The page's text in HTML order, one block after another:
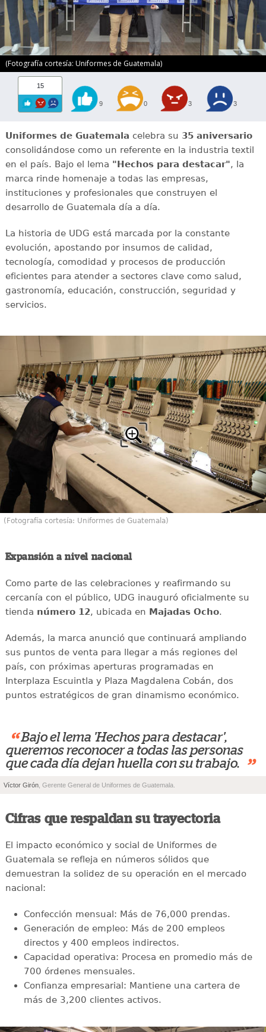
(Fotografía cortesía: Uniformes de Guatemala)
15
9 0 3 3
Uniformes de Guatemala celebra su 35 aniversario
consolidándose como un referente en la industria textil
en el país. Bajo el lema "Hechos para destacar", la
marca rinde homenaje a todas las empresas,
instituciones y profesionales que construyen el
desarrollo de Guatemala día a día.
La historia de UDG está marcada por la constante
evolución, apostando por insumos de calidad,
tecnología, comodidad y procesos de producción
eficientes para atender a sectores clave como salud,
gastronomía, educación, construcción, seguridad y
servicios.
(Fotografía cortesía: Uniformes de Guatemala)
Expansión a nivel nacional
Como parte de las celebraciones y reafirmando su
cercanía con el público, UDG inauguró oficialmente su
tienda número 12, ubicada en Majadas Ocho.
Además, la marca anunció que continuará ampliando
sus puntos de venta para llegar a más regiones del
país, con próximas aperturas programadas en
Interplaza Escuintla y Plaza Magdalena Cobán, dos
puntos estratégicos de gran dinamismo económico.
“ Bajo el lema 'Hechos para destacar',
queremos reconocer a todas las personas
que cada día dejan huella con su trabajo.
”
Víctor Girón , Gerente General de Uniformes de Guatemala.
Cifras que respaldan su trayectoria
El impacto económico y social de Uniformes de
Guatemala se refleja en números sólidos que
demuestran la solidez de su operación en el mercado
nacional:
Confección mensual: Más de 76,000 prendas.
Generación de empleo: Más de 200 empleos
directos y 400 empleos indirectos.
Capacidad operativa: Procesa en promedio más de
700 órdenes mensuales.
Confianza empresarial: Mantiene una cartera de
más de 3,200 clientes activos.